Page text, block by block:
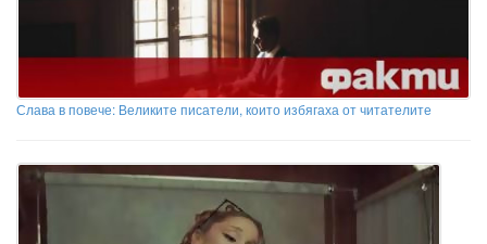
Слава в повече: Великите писатели, които избягаха от читателите